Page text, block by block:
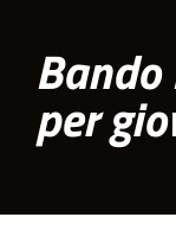
Bando
per